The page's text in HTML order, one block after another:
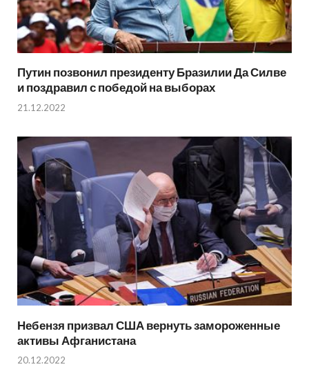
Путин позвонил президенту Бразилии Да Силве
и поздравил с победой на выборах
21.12.2022
Небензя призвал США вернуть замороженные
активы Афганистана
20.12.2022